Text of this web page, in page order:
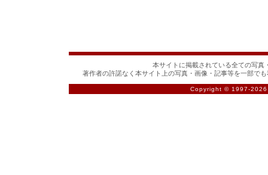
本サイトに掲載されている全ての写真
著作者の許諾なく本サイト上の写真・画像・記事等を一部で
Copyright © 1997-